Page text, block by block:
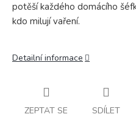
potěší každého domácího
kdo milují vaření.
Detailní informace
ZEPTAT SE SDÍLET